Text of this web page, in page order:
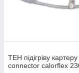
ТЕН підігріву
connector calorflex